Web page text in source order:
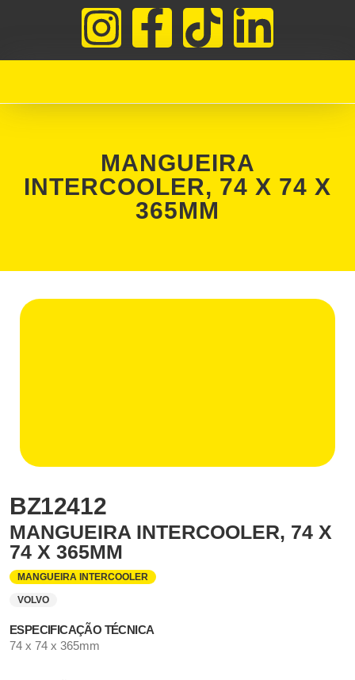
MANGUEIRA
INTERCOOLER, 74 X 74 X
365MM
BZ12412
MANGUEIRA INTERCOOLER, 74 X
74 X 365MM
MANGUEIRA INTERCOOLER
VOLVO
ESPECIFICAÇÃO TÉCNICA
74 x 74 x 365mm